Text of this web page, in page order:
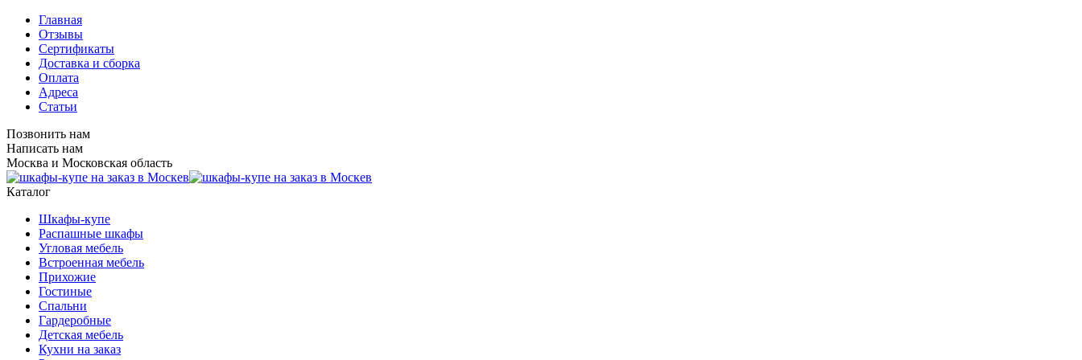
Главная
Отзывы
Сертификаты
Доставка и сборка
Оплата
Адреса
Статьи
Позвонить нам
Написать нам
Москва и Московская область
Каталог
Шкафы-купе
Распашные шкафы
Угловая мебель
Встроенная мебель
Прихожие
Гостиные
Спальни
Гардеробные
Детская мебель
Кухни на заказ